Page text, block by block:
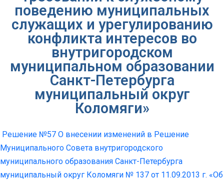
поведению муниципальных
служащих и урегулированию
конфликта интересов во
внутригородском
муниципальном образовании
Санкт-Петербурга
муниципальный округ
Коломяги»
Решение №57 О внесении изменений в Решение
Муниципального Совета внутригородского
муниципального образования Санкт-Петербурга
муниципальный округ Коломяги № 137 от 11.09.2013 г. «Об